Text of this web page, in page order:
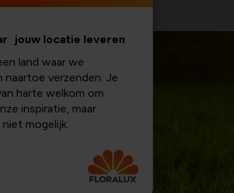
jouw locatie leveren
land waar we
verzenden. Je
harte welkom om
inspiratie, maar
mogelijk.